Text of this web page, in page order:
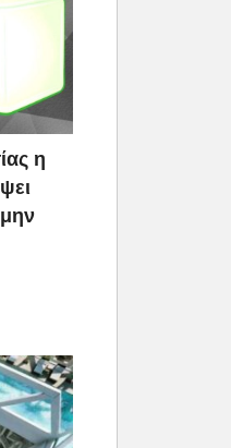
η